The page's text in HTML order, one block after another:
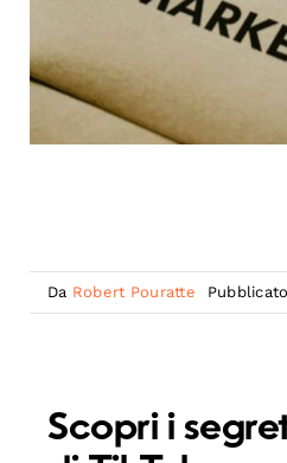
Da Robert Pouratte
Scopri i